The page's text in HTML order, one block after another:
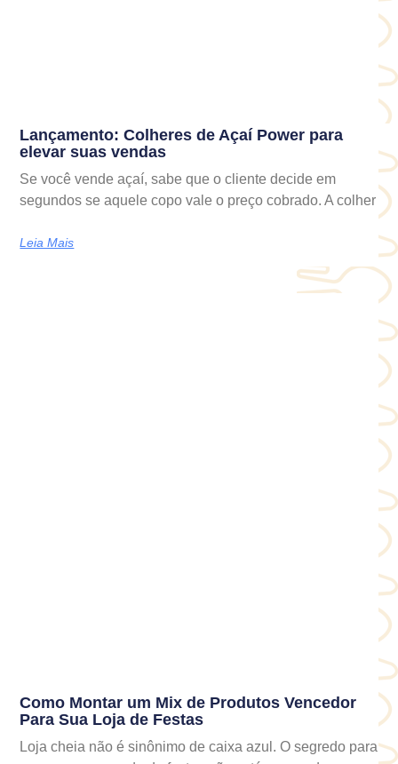
Lançamento: Colheres de Açaí Power para
elevar suas vendas
Se você vende açaí, sabe que o cliente decide em
segundos se aquele copo vale o preço cobrado. A colher
Leia Mais
Como Montar um Mix de Produtos Vencedor
Para Sua Loja de Festas
Loja cheia não é sinônimo de caixa azul. O segredo para